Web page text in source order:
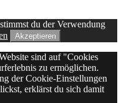
du der Verwendung
Akzeptieren
sind auf "Cookies
zu ermöglichen.
der Cookie-Einstellungen
erklärst du sich damit